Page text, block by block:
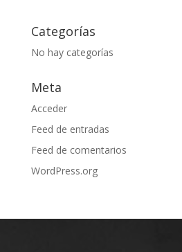
Categorías
No hay categorías
Meta
Acceder
Feed de entradas
Feed de comentarios
WordPress.org